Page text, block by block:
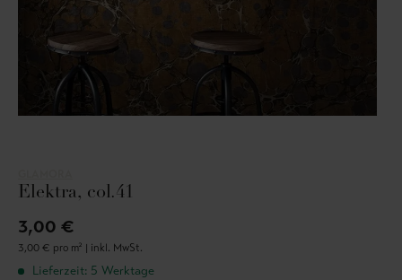
Elektra, col.41
3,00 €
3,00 € pro m² | inkl. MwSt.
Lieferzeit: 5 Werktage